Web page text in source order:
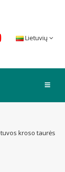
Lietuvių
kroso taurės